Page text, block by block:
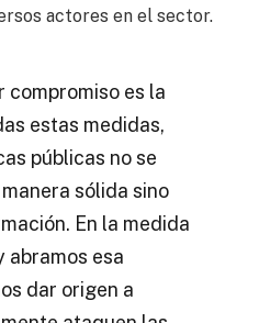
actores en el sector.
compromiso es la
estas medidas,
públicas no se
sólida sino
En la medida
abramos esa
dar origen a